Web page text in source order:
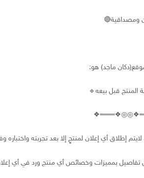
ومصداقية🔴
(دكان ماجد) هو:
المنتج قبل بيعه🔹
لايتم إطلاق أي إعلان لمنتجٍ إلا بعد تجربته واختباره
تفاصيل بمميزات وخصائص أي منتج ورد في أي